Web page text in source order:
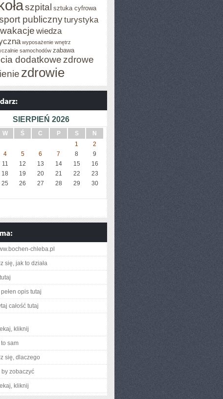
szpital sztuka cyfrowa
publicznyturystyka
wakacje wiedza
wyposażenie wnętrz
samochodów zabawa
dodatkowe zdrowe
zdrowie
SIERPIEŃ 2026
W Ś C P S
N
1
2
4 5 6 7 8
9
11 12 13 14 15
16
18 19 20 21 22
23
25 26 27 28 29
30
chleba.pl
się, jak to działa
opis tutaj
całość tutaj
kliknij
sam
się, dlaczego
by zobaczyć
kliknij